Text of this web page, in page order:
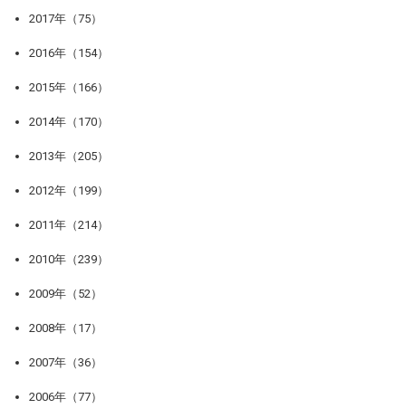
2017年（75）
2016年（154）
2015年（166）
2014年（170）
2013年（205）
2012年（199）
2011年（214）
2010年（239）
2009年（52）
2008年（17）
2007年（36）
2006年（77）